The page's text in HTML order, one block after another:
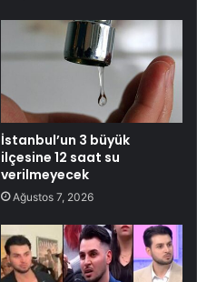
İstanbul’un 3 büyük
ilçesine 12 saat su
verilmeyecek
Ağustos 7, 2026